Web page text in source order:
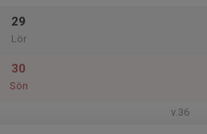
29
Lör
30
Sön
v.36